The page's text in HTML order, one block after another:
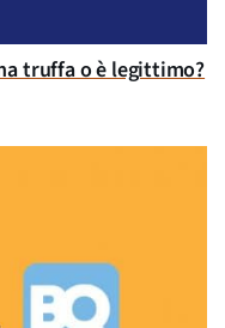
truffa o è legittimo?